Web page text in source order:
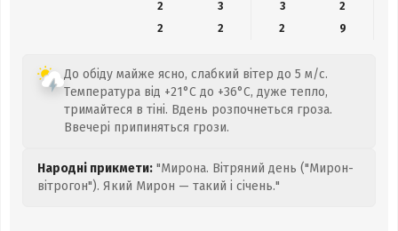
2
3 3
2
2
2 2 9
До обіду майже ясно, слабкий вітер до 5 м/с.
Температура від +21°C до +36°C, дуже тепло,
тримайтеся в тіні. Вдень розпочнеться гроза.
Ввечері припиняться грози.
Народні прикмети: "Мирона. Вітряний день ("Мирон-
вітрогон"). Який Мирон — такий і січень."